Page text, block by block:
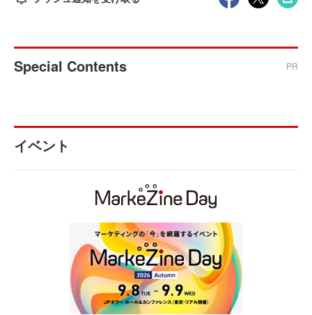
Special Contents PR
イベント